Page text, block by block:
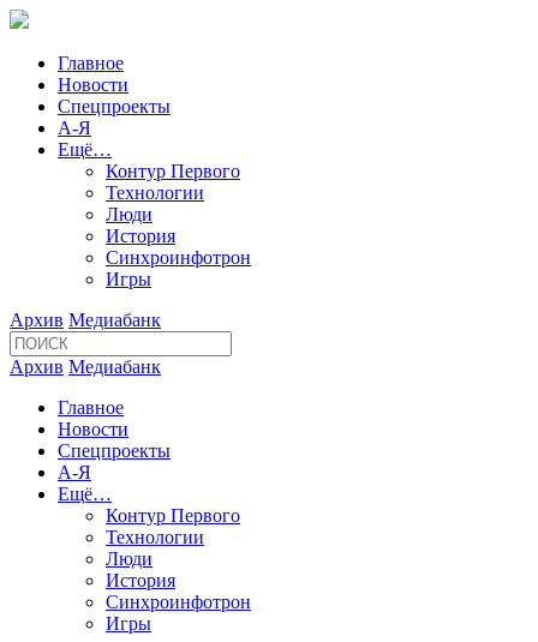
Главное
Новости
Спецпроекты
А-Я
Ещё…
Контур Первого
Технологии
Люди
История
Синхроинфотрон
Игры
Архив Медиабанк
Архив Медиабанк
Главное
Новости
Спецпроекты
А-Я
Ещё…
Контур Первого
Технологии
Люди
История
Синхроинфотрон
Игры